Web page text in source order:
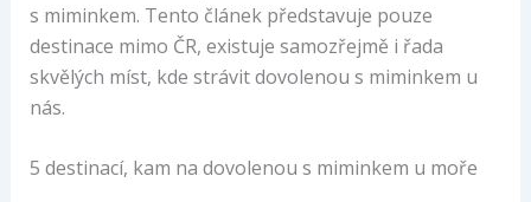
s miminkem. Tento článek představuje pouze
destinace mimo ČR, existuje samozřejmě i řada
skvělých míst, kde strávit dovolenou s miminkem u
nás.
5 destinací, kam na dovolenou s miminkem u moře